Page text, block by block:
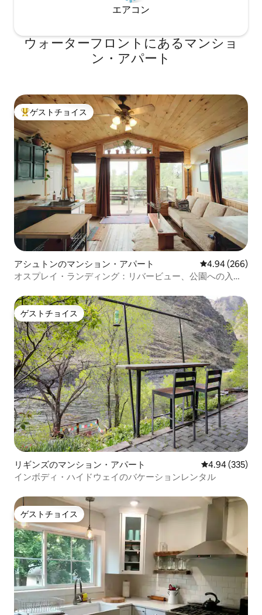
エアコン
ウォーターフロントにあるマンショ
ン・アパート
大好評のゲストチョイスです。
ゲストチョイス
アシュトンのマンション・アパート レビュー266
4.94 (266)
オスプレイ・ランディング：リバービュー、公園への入り
ゲストチョイス
ゲストチョイス
リギンズのマンション・アパート レビュー335
4.94 (335)
インボディ・ハイドウェイのバケーションレンタル
ゲストチョイス
ゲストチョイス